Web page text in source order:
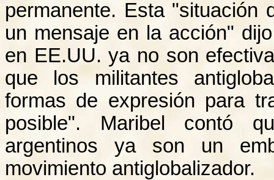
permanente. Esta "situación
un mensaje en la acción"
en EE.UU. ya no son
que los militantes
formas de expresión para
posible". Maribel contó
argentinos ya son un
movimiento antiglobalizador.